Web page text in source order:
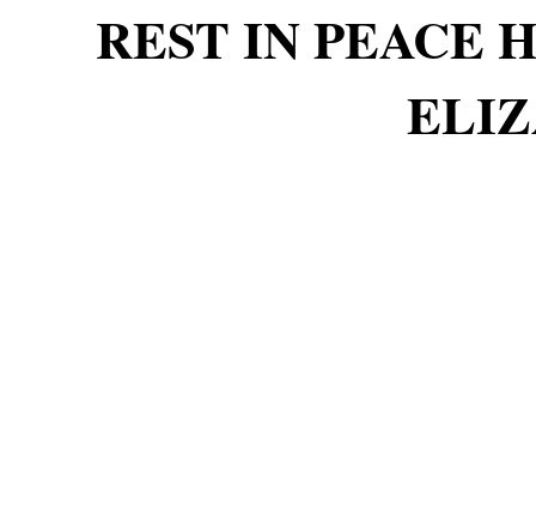
REST IN PEACE